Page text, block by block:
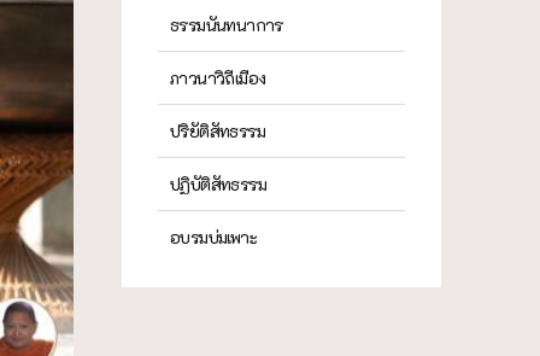
ธรรมนันทนาการ
ภาวนาวิถีเมือง
ปริยัติสัทธรรม
ปฏิบัติสัทธรรม
อบรมบ่มเพาะ